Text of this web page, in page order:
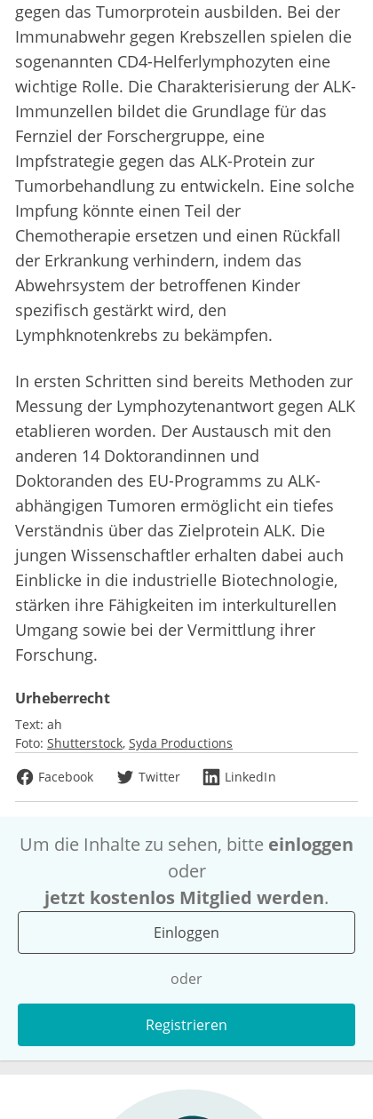
gegen das Tumorprotein ausbilden. Bei der
Immunabwehr gegen Krebszellen spielen die
sogenannten CD4-Helferlymphozyten eine
wichtige Rolle. Die Charakterisierung der ALK-
Immunzellen bildet die Grundlage für das
Fernziel der Forschergruppe, eine
Impfstrategie gegen das ALK-Protein zur
Tumorbehandlung zu entwickeln. Eine solche
Impfung könnte einen Teil der
Chemotherapie ersetzen und einen Rückfall
der Erkrankung verhindern, indem das
Abwehrsystem der betroffenen Kinder
spezifisch gestärkt wird, den
Lymphknotenkrebs zu bekämpfen.
In ersten Schritten sind bereits Methoden zur
Messung der Lymphozytenantwort gegen ALK
etablieren worden. Der Austausch mit den
anderen 14 Doktorandinnen und
Doktoranden des EU-Programms zu ALK-
abhängigen Tumoren ermöglicht ein tiefes
Verständnis über das Zielprotein ALK. Die
jungen Wissenschaftler erhalten dabei auch
Einblicke in die industrielle Biotechnologie,
stärken ihre Fähigkeiten im interkulturellen
Umgang sowie bei der Vermittlung ihrer
Forschung.
Urheberrecht
Text: ah
Foto: Shutterstock Syda Productions
Facebook
Twitter LinkedIn
Um die Inhalte zu sehen, bitte einloggen
oder
jetzt kostenlos Mitglied werden.
Einloggen
oder
Registrieren